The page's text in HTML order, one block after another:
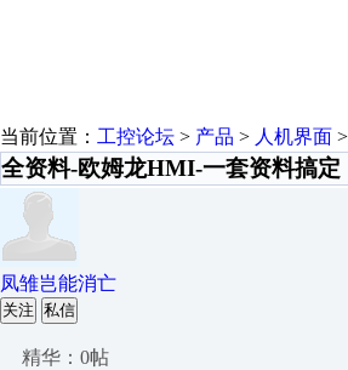
当前位置： 工控论坛 > 产品 > 人机界面 >
全资料-欧姆龙HMI-一套资料搞定
凤雏岂能消亡
关注 私信
精华：0帖